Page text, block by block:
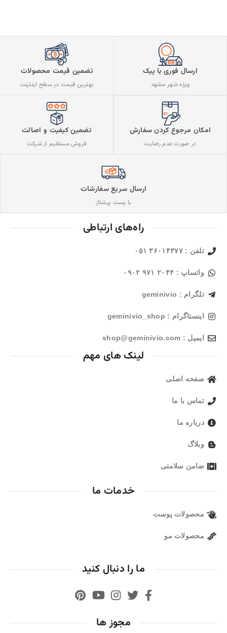
ارسال فوری با پیک
ویژه شهر مشهد
تضمین قیمت محصولات
بهترین قیمت در سطح اینترنت
امکان مرجوع کردن سفارش
در صورت عدم رضایت
تضمین کیفیت و اصالت
فروش مستقیم از شرکت
ارسال سریع سفارشات
با پست پیشتاز
راه‌های ارتباطی
تلفن : ۳۶۰۱۴۳۷۷ ۰۵۱
واتساپ : ۲۰۴۴ ۹۷۱ ۰۹۰۲
تلگرام : geminivio
اینستاگرام : geminivio_shop
ایمیل : shop@geminivio.com​
لینک های مهم
صفحه اصلی
تماس با ما
درباره ما
وبلاگ
ضامن سلامتی
خدمات ما
محصولات پوست
محصولات مو
ما را دنبال کنید
مجوز ها